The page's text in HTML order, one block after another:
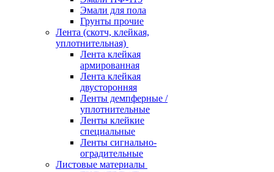
Эмали для пола
Грунты прочие
Лента (скотч, клейкая,
уплотнительная)
Лента клейкая
армированная
Лента клейкая
двусторонняя
Ленты демпферные /
уплотнительные
Ленты клейкие
специальные
Ленты сигнально-
оградительные
Листовые материалы